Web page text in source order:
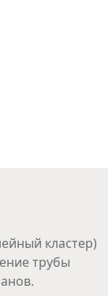
кластер)
трубы